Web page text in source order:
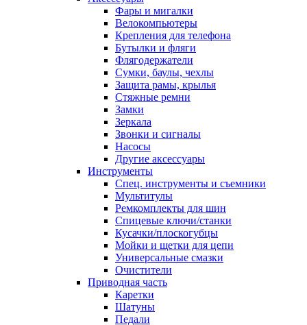
Фары и мигалки
Велокомпьютеры
Крепления для телефона
Бутылки и фляги
Флягодержатели
Сумки, баулы, чехлы
Защита рамы, крылья
Стяжные ремни
Замки
Зеркала
Звонки и сигналы
Насосы
Другие аксессуары
Инструменты
Спец. инструменты и съемники
Мультитулы
Ремкомплекты для шин
Спицевые ключи/станки
Кусачки/плоскогубцы
Мойки и щетки для цепи
Универсальные смазки
Очистители
Приводная часть
Каретки
Шатуны
Педали